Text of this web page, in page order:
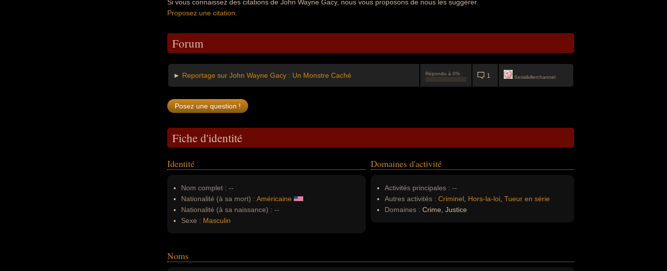
Si vous connaissez des citations de John Wayne Gacy, nous vous proposons de nous les suggérer.
Proposez une citation
Forum
► Reportage sur John Wayne Gacy : Un Monstre Caché Répondu à 0% 1 Serialkillerchannel
Fiche d'identité
Identité
Nom complet : --
Nationalité (à sa mort) : Américaine
Nationalité (à sa naissance) : --
Sexe : Masculin
Domaines d'activité
Activités principales : --
Autres activités : Criminel Hors-la-loi Tueur en série
Domaines : Crime, Justice
Noms